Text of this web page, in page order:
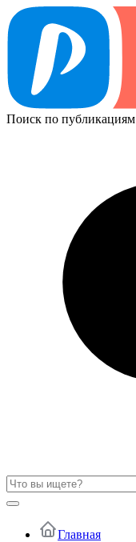
Поиск по публикациям
Главная